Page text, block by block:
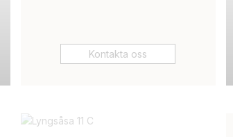
Kontakta oss